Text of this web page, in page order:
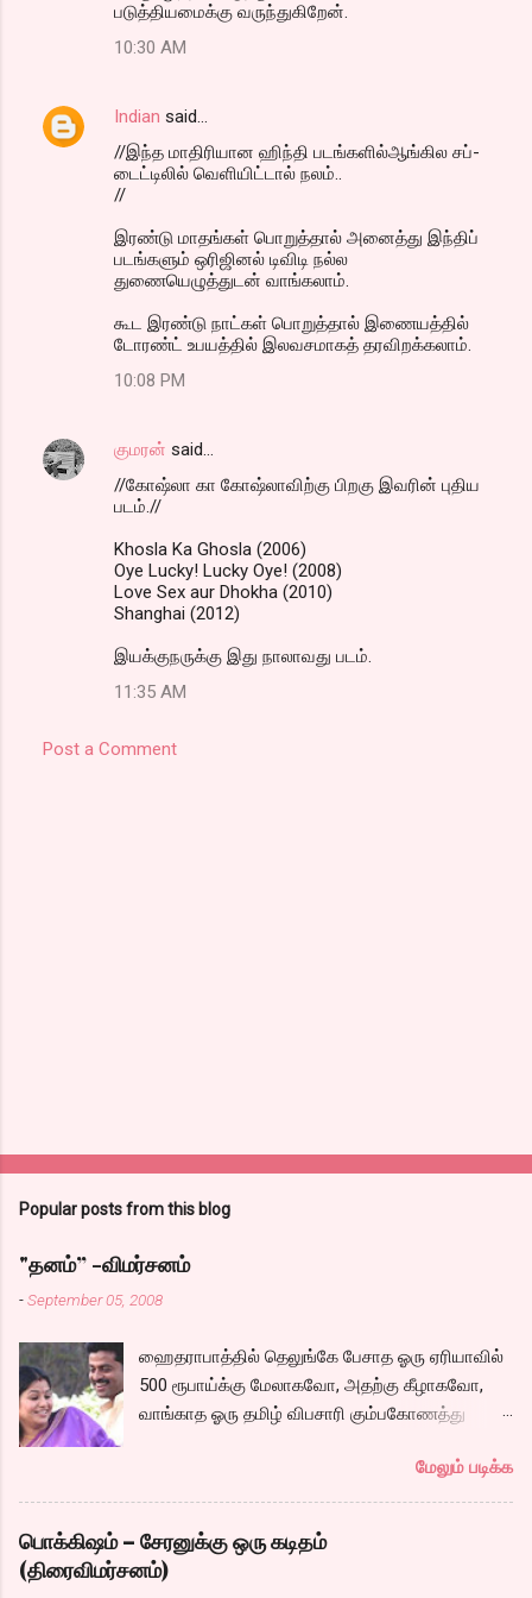
படுத்தியமைக்கு வருந்துகிறேன்.
10:30 AM
Indian said…
//இந்த மாதிரியான ஹிந்தி படங்களில்ஆங்கில சப்-
டைட்டிலில் வெளியிட்டால் நலம்..
//
இரண்டு மாதங்கள் பொறுத்தால் அனைத்து இந்திப்
படங்களும் ஒரிஜினல் டிவிடி நல்ல
துணையெழுத்துடன் வாங்கலாம்.
கூட இரண்டு நாட்கள் பொறுத்தால் இணையத்தில்
டோரண்ட் உபயத்தில் இலவசமாகத் தரவிறக்கலாம்.
10:08 PM
குமரன் said…
//கோஷ்லா கா கோஷ்லாவிற்கு பிறகு இவரின் புதிய
படம்.//
Khosla Ka Ghosla (2006)
Oye Lucky! Lucky Oye! (2008)
Love Sex aur Dhokha (2010)
Shanghai (2012)
இயக்குநருக்கு இது நாலாவது படம்.
11:35 AM
Post a Comment
Popular posts from this blog
"தனம்” -விமர்சனம்
-September 05, 2008
ஹைதராபாத்தில் தெலுங்கே பேசாத ஓரு ஏரியாவில்
500 ரூபாய்க்கு மேலாகவோ, அதற்கு கீழாகவோ,
வாங்காத ஓரு தமிழ் விபசாரி கும்பகோணத்து
வாழ்கைபடுகிறாள். அவளுடய வாழ்கை எப்படி
அமைந்தது? என்ற ஓரு நல்ல லைனை , சங்கீதா
தன்னுடய இடுப்பை சுழற்றி, சுழற்றி நடப்பதை போல்
சும்மா, சுத்தி, சுத்தி குழப்பி, நம்பமுடியாத
திரைக்கதையால் சொதப்பி,சங்கீதாவை ஏதோ
மேலும் படிக்க
பொக்கிஷம் – சேரனுக்கு ஒரு கடிதம்
(திரைவிமர்சனம்)